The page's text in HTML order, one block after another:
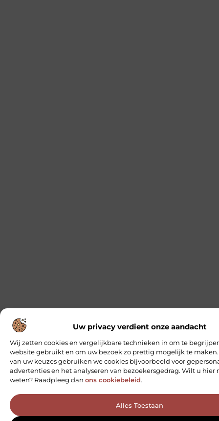
Uw privacy verdient onze aandacht
Wij zetten cookies en vergelijkbare technieken in om te
website gebruikt en om uw bezoek zo prettig mogelijk te
van uw keuzes gebruiken we cookies bijvoorbeeld voor
advertenties en het analyseren van bezoekersgedrag. Wilt u hier
weten? Raadpleeg dan ons cookiebeleid.
Alles Toestaan